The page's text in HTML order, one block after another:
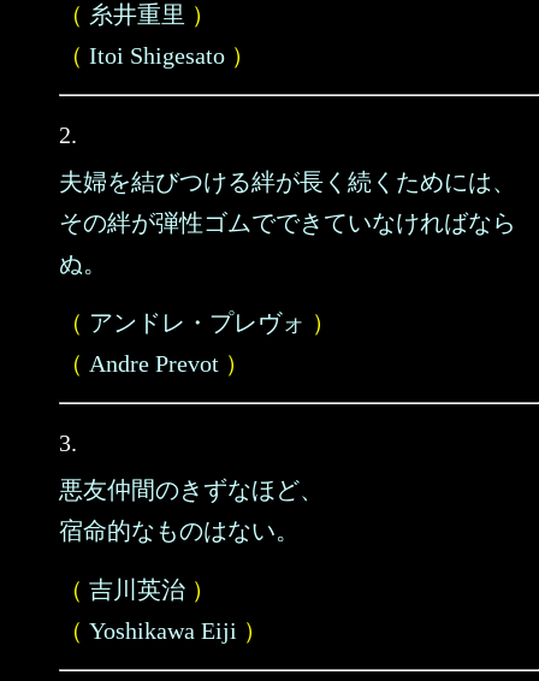
（ 糸井重里 ）
（ Itoi Shigesato ）
2.
夫婦を結びつける絆が長く続くためには、
その絆が弾性ゴムでできていなければなら
ぬ。
（ アンドレ・プレヴォ ）
（ Andre Prevot ）
3.
悪友仲間のきずなほど、
宿命的なものはない。
（ 吉川英治 ）
（ Yoshikawa Eiji ）